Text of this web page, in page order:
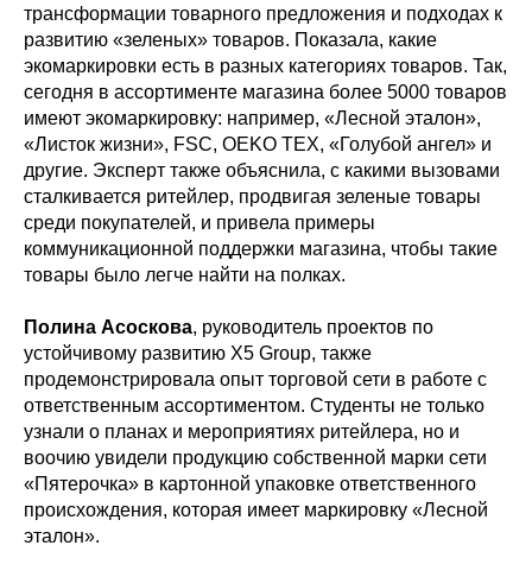
трансформации товарного предложения и подходах к
развитию «зеленых» товаров. Показала, какие
экомаркировки есть в разных категориях товаров. Так,
сегодня в ассортименте магазина более 5000 товаров
имеют экомаркировку: например, «Лесной эталон»,
«Листок жизни», FSC, OEKO TEX, «Голубой ангел» и
другие. Эксперт также объяснила, с какими вызовами
сталкивается ритейлер, продвигая зеленые товары
среди покупателей, и привела примеры
коммуникационной поддержки магазина, чтобы такие
товары было легче найти на полках.
Полина Асоскова, руководитель проектов по
устойчивому развитию Х5 Group, также
продемонстрировала опыт торговой сети в работе с
ответственным ассортиментом. Студенты не только
узнали о планах и мероприятиях ритейлера, но и
воочию увидели продукцию собственной марки сети
«Пятерочка» в картонной упаковке ответственного
происхождения, которая имеет маркировку «Лесной
эталон».